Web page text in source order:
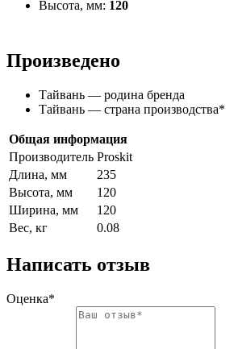
Высота, мм: 120
Произведено
Тайвань — родина бренда
Тайвань — страна производства*
Общая информация
Производитель Proskit
Длина, мм
235
Высота, мм
120
Ширина, мм
120
Вес, кг
0.08
Написать отзыв
Оценка*